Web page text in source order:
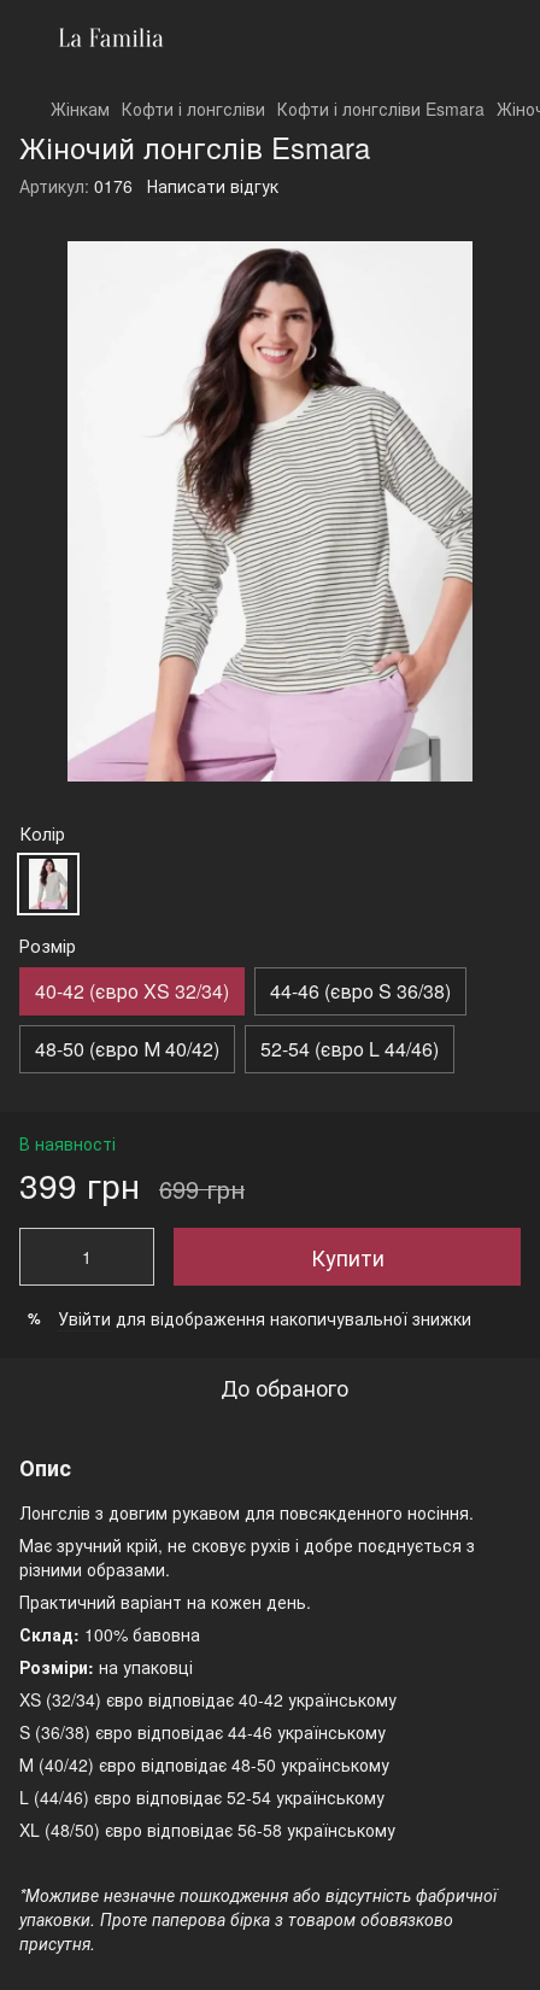
Жінкам Кофти і лонгсліви Кофти і лонгсліви Esmara
Жіночий лонгслів Esmara
Артикул: 0176 Написати відгук
Колір
Розмір
40-42 (євро XS 32/34) 44-46 (євро S 36/38)
48-50 (євро М 40/42) 52-54 (євро L 44/46)
В наявності
399 грн 699 грн
Купити
% Увійти для відображення накопичувальної знижки
До обраного
Опис
Лонгслів з довгим рукавом для повсякденного носіння.
Має зручний крій, не сковує рухів і добре поєднується з
різними образами.
Практичний варіант на кожен день.
Склад: 100% бавовна
Розміри: на упаковці
XS (32/34) євро відповідає 40-42 українському
S (36/38) євро відповідає 44-46 українському
М (40/42) євро відповідає 48-50 українському
L (44/46) євро відповідає 52-54 українському
XL (48/50) євро відповідає 56-58 українському
*Можливе незначне пошкодження або відсутність фабричної
упаковки. Проте паперова бірка з товаром обовязково
присутня.